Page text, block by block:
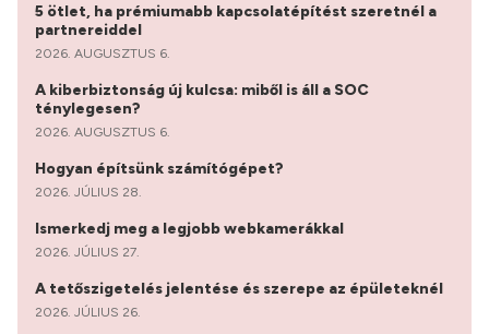
5 ötlet, ha prémiumabb kapcsolatépítést szeretnél a
partnereiddel
2026. AUGUSZTUS 6.
A kiberbiztonság új kulcsa: miből is áll a SOC
ténylegesen?
2026. AUGUSZTUS 6.
Hogyan építsünk számítógépet?
2026. JÚLIUS 28.
Ismerkedj meg a legjobb webkamerákkal
2026. JÚLIUS 27.
A tetőszigetelés jelentése és szerepe az épületeknél
2026. JÚLIUS 26.